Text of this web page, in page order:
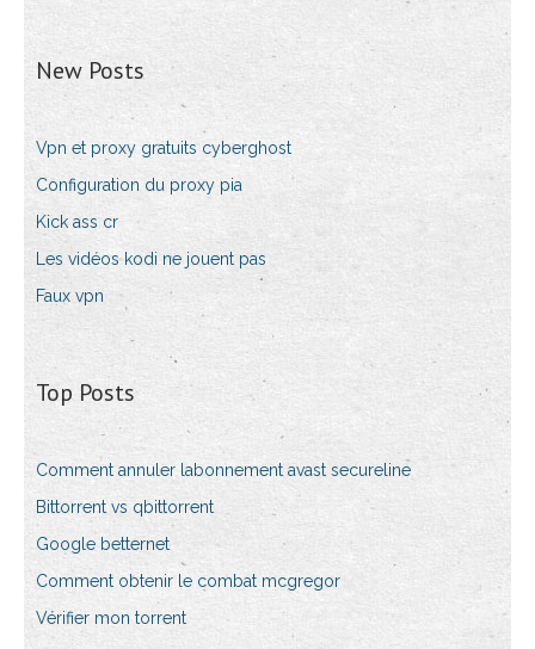
New Posts
Vpn et proxy gratuits cyberghost
Configuration du proxy pia
Kick ass cr
Les vidéos kodi ne jouent pas
Faux vpn
Top Posts
Comment annuler labonnement avast secureline
Bittorrent vs qbittorrent
Google betternet
Comment obtenir le combat mcgregor
Vérifier mon torrent